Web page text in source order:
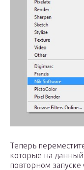
Теперь
которые на
повторном